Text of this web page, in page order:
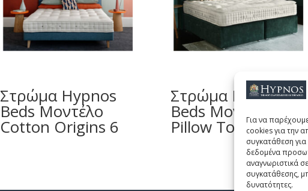
Για να
cookies για την
συγκατάθεση για
δεδομένα
αναγνωριστικά
συγκατάθεσης,
δυνατότητες.
Στρώμα Hypnos
Beds Μοντέλο
Cotton Origins 6
Στρώμα Hypnos
Beds Μοντέλο
Pillow Top Elite